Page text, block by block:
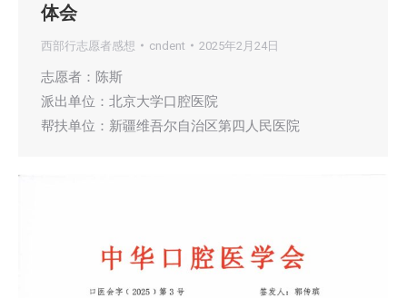
体会
西部行志愿者感想 cndent 2025年2月24日
志愿者：陈斯
派出单位：北京大学口腔医院
帮扶单位：新疆维吾尔自治区第四人民医院